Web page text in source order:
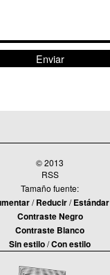
© 2013
RSS
Tamaño fuente:
/Reducir/Estándar
Contraste Negro
Contraste Blanco
Sin estilo/Con estilo